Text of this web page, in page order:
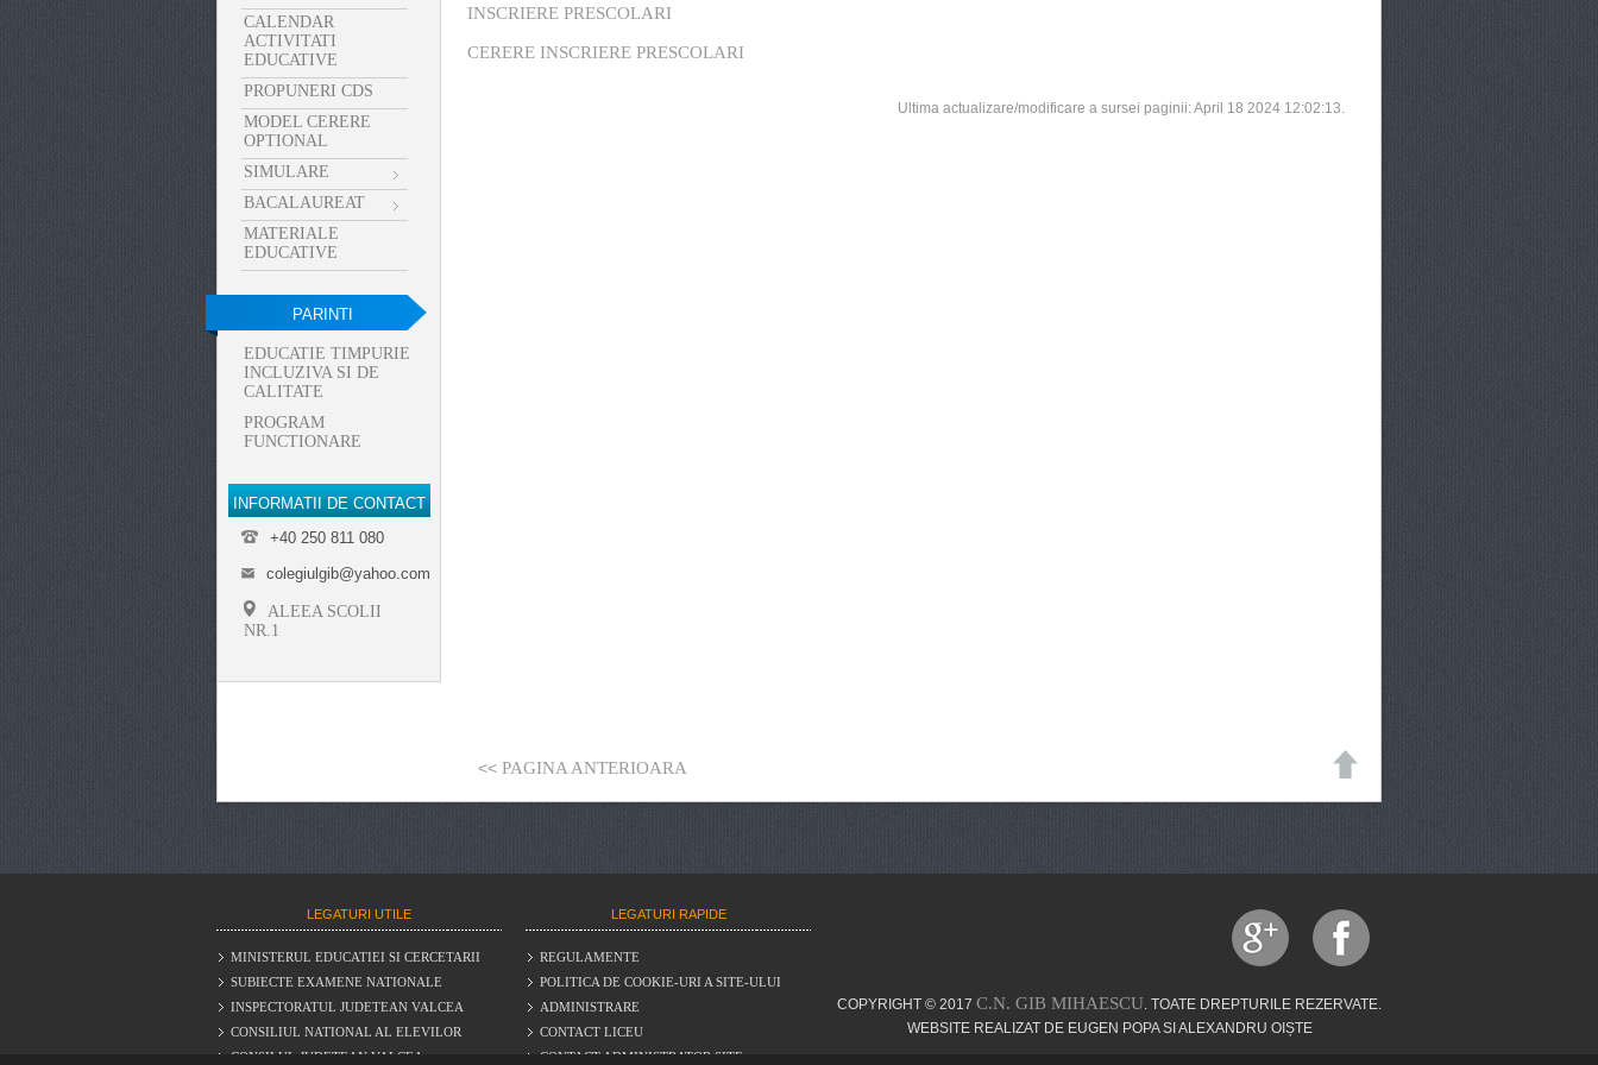
CALENDAR
ACTIVITATI
EDUCATIVE
PROPUNERI CDS
MODEL CERERE
OPTIONAL
SIMULARE
BACALAUREAT
MATERIALE
EDUCATIVE
PARINTI
EDUCATIE TIMPURIE
INCLUZIVA SI DE
CALITATE
PROGRAM
FUNCTIONARE
INFORMATII DE CONTACT
+40 250 811 080
colegiulgib@yahoo.com
ALEEA SCOLII
NR.1
INSCRIERE PRESCOLARI
CERERE INSCRIERE PRESCOLARI
Ultima actualizare/modificare a sursei paginii: April 18 2024 12:02:13.
<< PAGINA ANTERIOARA
LEGATURI UTILE
MINISTERUL EDUCATIEI SI CERCETARII
SUBIECTE EXAMENE NATIONALE
INSPECTORATUL JUDETEAN VALCEA
CONSILIUL NATIONAL AL ELEVILOR
CONSILUL JUDETEAN VALCEA
LEGATURI RAPIDE
REGULAMENTE
POLITICA DE COOKIE-URI A SITE-ULUI
ADMINISTRARE
CONTACT LICEU
CONTACT ADMINISTRATOR SITE
COPYRIGHT © 2017 C.N. GIB MIHAESCU. TOATE DREPTURILE REZERVATE.
WEBSITE REALIZAT DE EUGEN POPA SI ALEXANDRU OIȘTE